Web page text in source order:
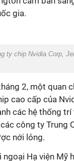
gia.
ty chip Nvidia Corp,
2, một quan
cao cấp của
các hệ thống
công ty Trung
nới lỏng.
Hạ viện Mỹ